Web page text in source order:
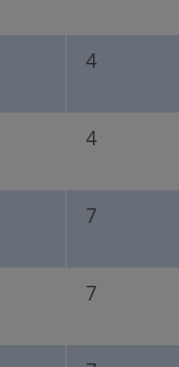
4
4
7
7